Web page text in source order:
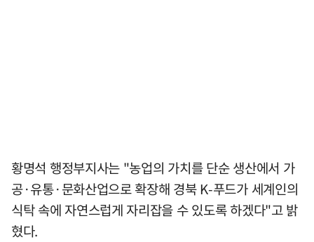
황명석 행정부지사는 "농업의 가치를 단순 생산에서 가
공·유통·문화산업으로 확장해 경북 K-푸드가 세계인의
식탁 속에 자연스럽게 자리잡을 수 있도록 하겠다"고 밝
혔다.